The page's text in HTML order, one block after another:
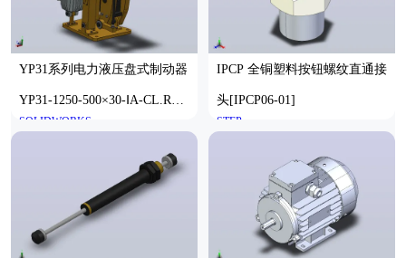
YP31系列电力液压盘式制动器
YP31-1250-500×30-ⅠA-CL.RL.
WL.HL
SOLIDWORKS
IPCP 全铜塑料按钮螺纹直通接
头[IPCP06-01]
STEP